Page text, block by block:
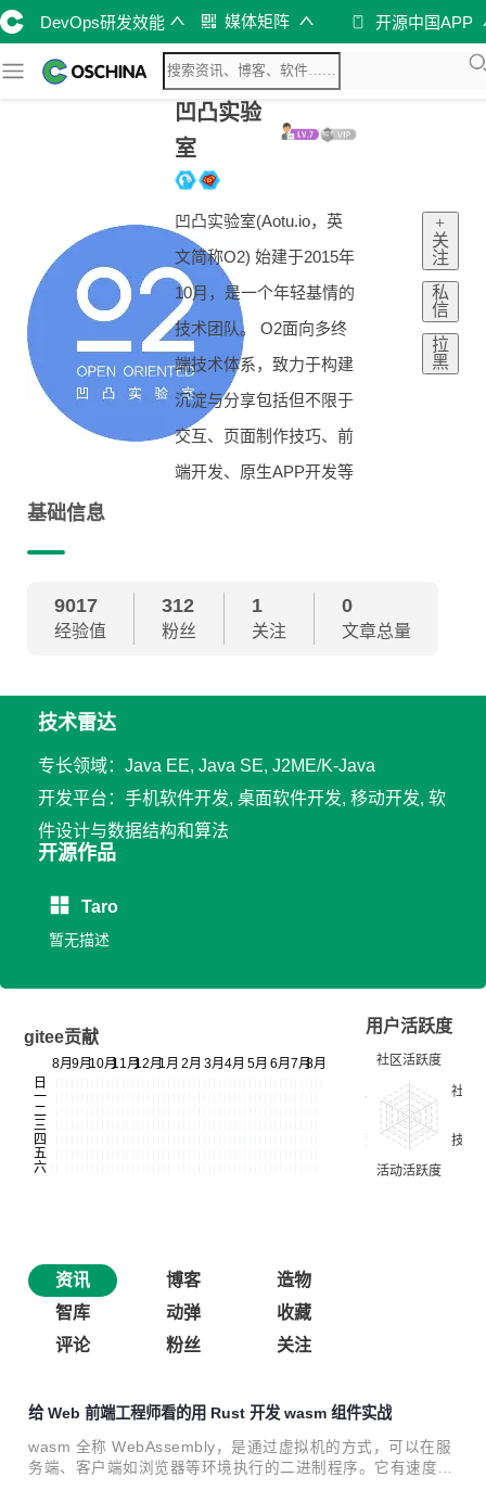
DevOps研发效能 媒体矩阵 开源中国APP
凹凸实验
室
凹凸实验室(Aotu.io，英
文简称O2) 始建于2015年
10月，是一个年轻基情的
技术团队。 O2面向多终
端技术体系，致力于构建
沉淀与分享包括但不限于
交互、页面制作技巧、前
端开发、原生APP开发等
+
关
注
私
信
拉
黑
基础信息
9017
经验值
312
粉丝
1
关注
0
文章总量
技术雷达
专长领域：Java EE, Java SE, J2ME/K-Java
开发平台：手机软件开发, 桌面软件开发, 移动开发, 软
件设计与数据结构和算法
开源作品
Taro
暂无描述
gitee贡献
用户活跃度
资讯 博客
造物
智库
动弹
收藏
评论
粉丝 关注
给 Web 前端工程师看的用 Rust 开发 wasm 组件实战
wasm 全称 WebAssembly，是通过虚拟机的方式，可以在服
务端、客户端如浏览器等环境执行的二进制程序。它有速度